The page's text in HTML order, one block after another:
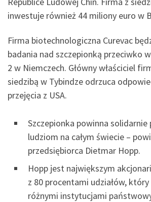
inwestuje również 44 miliony euro w
Firma biotechnologiczna Curevac
badania nad szczepionką przeciwko
2 w Niemczech. Główny właściciel
siedzibą w Tybindze odrzuca
przejęcia z USA.
Szczepionka powinna solidarnie
ludziom na całym świecie –
przedsiębiorca Dietmar Hopp.
Hopp jest największym
z 80 procentami udziałów, który
różnymi instytucjami